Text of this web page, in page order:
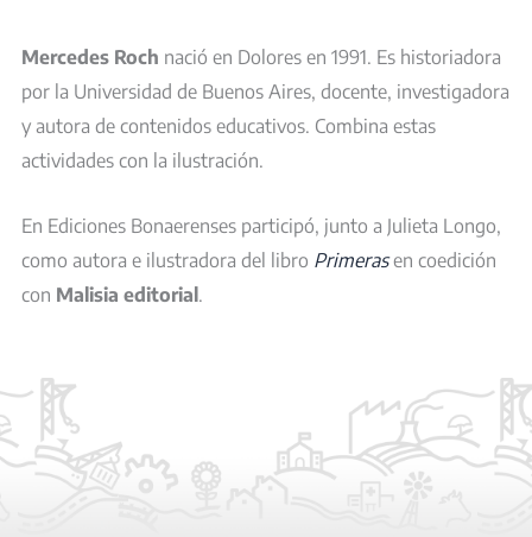
Mercedes Roch nació en Dolores en 1991. Es historiadora
por la Universidad de Buenos Aires, docente, investigadora
y autora de contenidos educativos. Combina estas
actividades con la ilustración.
En Ediciones Bonaerenses participó, junto a Julieta Longo,
como autora e ilustradora del libro Primeras en coedición
con Malisia editorial.